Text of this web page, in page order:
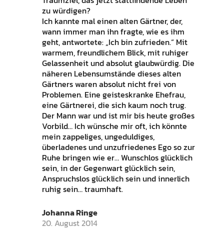
zu würdigen?
Ich kannte mal einen alten Gärtner, der,
wann immer man ihn fragte, wie es ihm
geht, antwortete: „Ich bin zufrieden.“ Mit
warmem, freundlichem Blick, mit ruhiger
Gelassenheit und absolut glaubwürdig. Die
näheren Lebensumstände dieses alten
Gärtners waren absolut nicht frei von
Problemen. Eine geisteskranke Ehefrau,
eine Gärtnerei, die sich kaum noch trug.
Der Mann war und ist mir bis heute großes
Vorbild… Ich wünsche mir oft, ich könnte
mein zappeliges, ungeduldiges,
überladenes und unzufriedenes Ego so zur
Ruhe bringen wie er… Wunschlos glücklich
sein, in der Gegenwart glücklich sein,
Anspruchslos glücklich sein und innerlich
ruhig sein… traumhaft.
Johanna Ringe
20. August 2014